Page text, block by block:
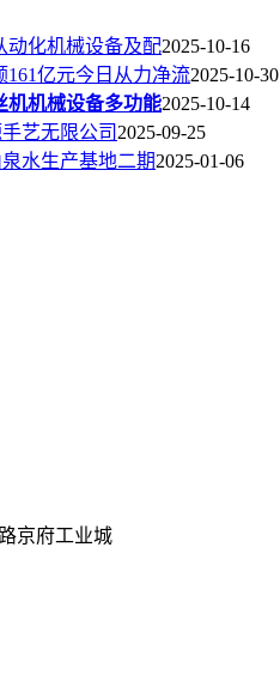
动化机械设备及配2025-10-16
161亿元今日从力净流2025-10-30
机机械设备多功能2025-10-14
艺无限公司2025-09-25
水生产基地二期2025-01-06
京府工业城